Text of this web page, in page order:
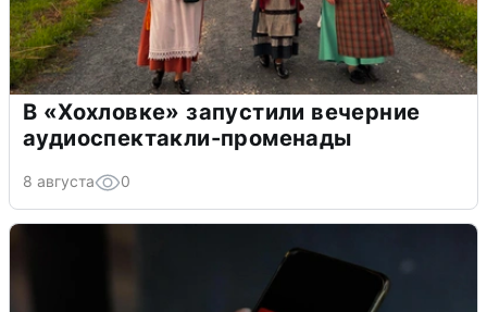
В «Хохловке» запустили вечерние
аудиоспектакли-променады
8 августа 0